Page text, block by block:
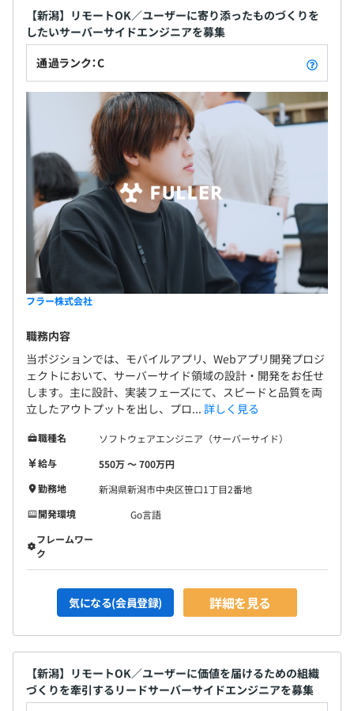
【新潟】リモートOK／ユーザーに寄り添ったものづくりを
したいサーバーサイドエンジニアを募集
通過ランク：C
フラー株式会社
職務内容
当ポジションでは、モバイルアプリ、Webアプリ開発プロジ
ェクトにおいて、サーバーサイド領域の設計・開発をお任せ
します。主に設計、実装フェーズにて、スピードと品質を両
立したアウトプットを出し、プロ... 詳しく見る
職種名
ソフトウェアエンジニア（サーバーサイド）
給与
550万 〜 700万円
勤務地
新潟県新潟市中央区笹口1丁目2番地
開発環境
Go言語
フレームワー
ク
気になる(会員登録) 詳細を見る
【新潟】リモートOK／ユーザーに価値を届けるための組織
づくりを牽引するリードサーバーサイドエンジニアを募集